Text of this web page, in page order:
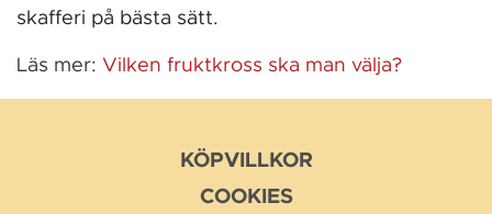
skafferi på bästa sätt.
Läs mer: Vilken fruktkross ska man välja?
KÖPVILLKOR
COOKIES